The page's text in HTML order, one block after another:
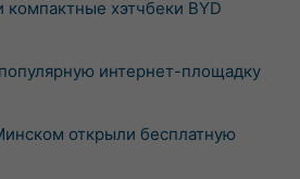
компактные хэтчбеки BYD
интернет-площадку
открыли бесплатную